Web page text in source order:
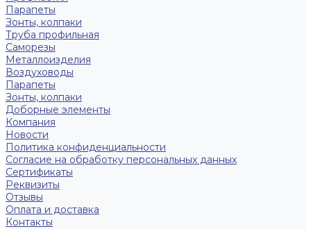
Парапеты
Зонты, колпаки
Труба профильная
Саморезы
Металлоизделия
Воздуховоды
Парапеты
Зонты, колпаки
Доборные элементы
Компания
Новости
Политика конфиденциальности
Согласие на обработку персональных данных
Сертификаты
Реквизиты
Отзывы
Оплата и доставка
Контакты